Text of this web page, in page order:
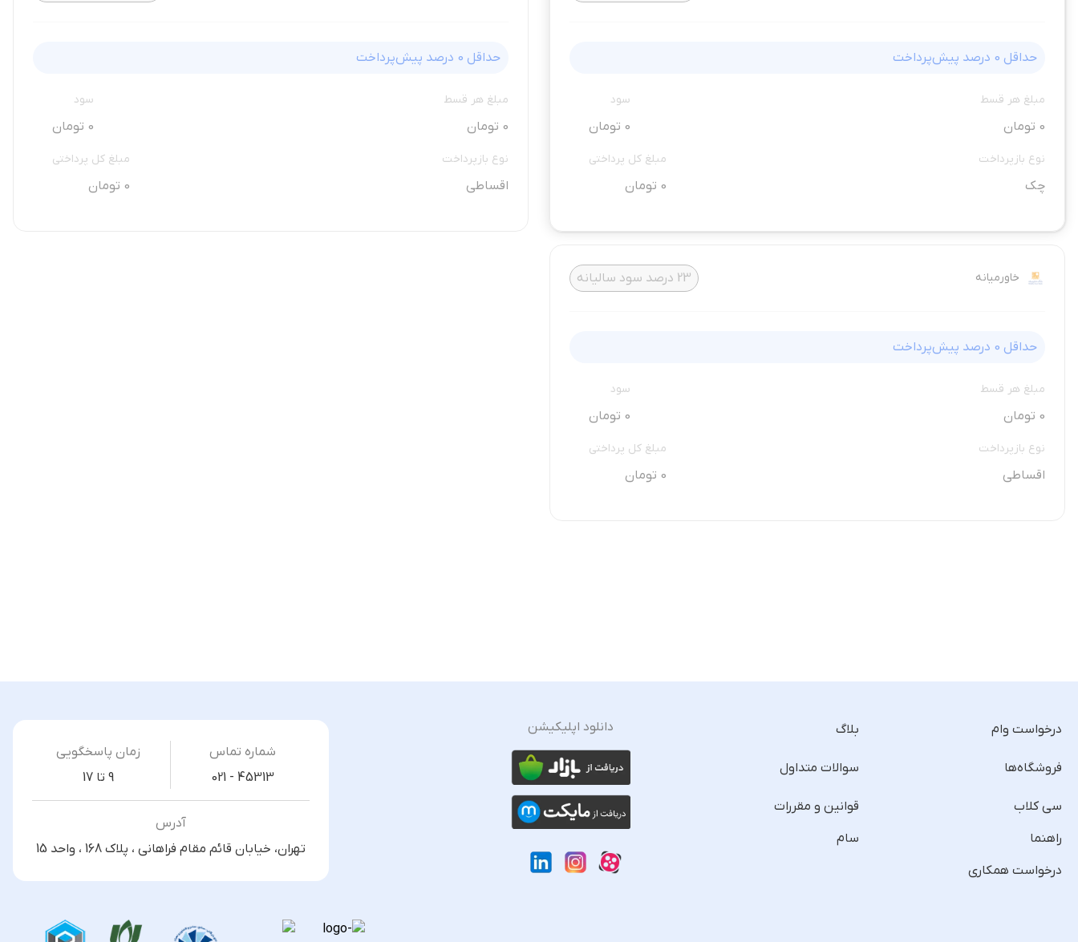
حداقل 0 درصد پیش‌پرداخت
مبلغ هر قسط
0 تومان
سود
0 تومان
نوع بازپرداخت
چک
مبلغ کل پرداختی
0 تومان
حداقل 0 درصد پیش‌پرداخت
مبلغ هر قسط
0 تومان
سود
0 تومان
نوع بازپرداخت
اقساطی
مبلغ کل پرداختی
0 تومان
خاورمیانه 23 درصد سود سالیانه
حداقل 0 درصد پیش‌پرداخت
مبلغ هر قسط
0 تومان
سود
0 تومان
نوع بازپرداخت
اقساطی
مبلغ کل پرداختی
0 تومان
درخواست وام
فروشگاه‌ها
سی کلاب
راهنما
درخواست همکاری
بلاگ
سوالات متداول
قوانین و مقررات
سام
دانلود اپلیکیشن
شماره تماس
021 - 45313
زمان پاسخگویی
9 تا 17
آدرس
تهران، خیابان قائم مقام فراهانی ، پلاک 168 ، واحد 15